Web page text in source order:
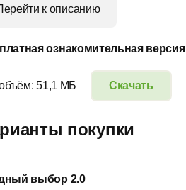
к описанию
ознакомительная версия
Скачать
51,1 МБ
покупки
выбор 2.0